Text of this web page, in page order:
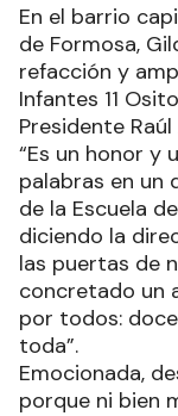
En el barrio
de Formosa,
refacción y
Infantes 11
Presidente
“Es un honor y
palabras en un
de la Escuela
diciendo la
las puertas de
concretado un
por todos:
toda”.
Emocionada,
porque ni bien